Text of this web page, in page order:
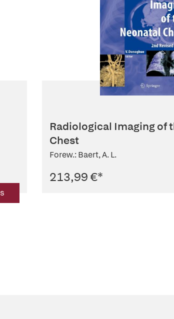
Radiological Imaging of
Chest
Forew.: Baert, A. L.
213,99 €*